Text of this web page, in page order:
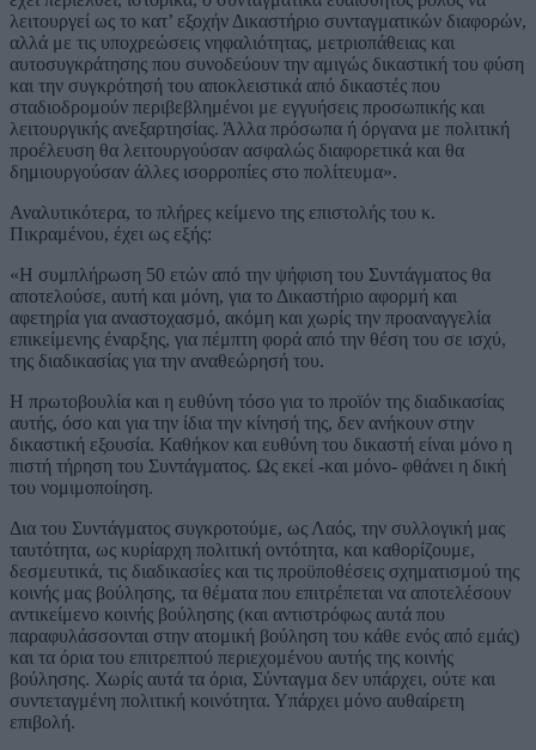
λειτουργεί ως το κατ’ εξοχήν Δικαστήριο συνταγματικών διαφορών,
αλλά με τις υποχρεώσεις νηφαλιότητας, μετριοπάθειας και
αυτοσυγκράτησης που συνοδεύουν την αμιγώς δικαστική του φύση
και την συγκρότησή του αποκλειστικά από δικαστές που
σταδιοδρομούν περιβεβλημένοι με εγγυήσεις προσωπικής και
λειτουργικής ανεξαρτησίας. Άλλα πρόσωπα ή όργανα με πολιτική
προέλευση θα λειτουργούσαν ασφαλώς διαφορετικά και θα
δημιουργούσαν άλλες ισορροπίες στο πολίτευμα».
Αναλυτικότερα, το πλήρες κείμενο της επιστολής του κ.
Πικραμένου, έχει ως εξής:
«Η συμπλήρωση 50 ετών από την ψήφιση του Συντάγματος θα
αποτελούσε, αυτή και μόνη, για το Δικαστήριο αφορμή και
αφετηρία για αναστοχασμό, ακόμη και χωρίς την προαναγγελία
επικείμενης έναρξης, για πέμπτη φορά από την θέση του σε ισχύ,
της διαδικασίας για την αναθεώρησή του.
Η πρωτοβουλία και η ευθύνη τόσο για το προϊόν της διαδικασίας
αυτής, όσο και για την ίδια την κίνησή της, δεν ανήκουν στην
δικαστική εξουσία. Καθήκον και ευθύνη του δικαστή είναι μόνο η
πιστή τήρηση του Συντάγματος. Ως εκεί -και μόνο- φθάνει η δική
του νομιμοποίηση.
Δια του Συντάγματος συγκροτούμε, ως Λαός, την συλλογική μας
ταυτότητα, ως κυρίαρχη πολιτική οντότητα, και καθορίζουμε,
δεσμευτικά, τις διαδικασίες και τις προϋποθέσεις σχηματισμού της
κοινής μας βούλησης, τα θέματα που επιτρέπεται να αποτελέσουν
αντικείμενο κοινής βούλησης (και αντιστρόφως αυτά που
παραφυλάσσονται στην ατομική βούληση του κάθε ενός από εμάς)
και τα όρια του επιτρεπτού περιεχομένου αυτής της κοινής
βούλησης. Χωρίς αυτά τα όρια, Σύνταγμα δεν υπάρχει, ούτε και
συντεταγμένη πολιτική κοινότητα. Υπάρχει μόνο αυθαίρετη
επιβολή.